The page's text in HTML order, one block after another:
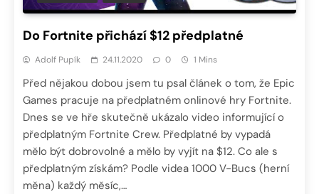
Do Fortnite přichází $12 předplatné
Adolf Pupík 24.11.2020 0 1 Mins
Před nějakou dobou jsem tu psal článek o tom, že Epic
Games pracuje na předplatném onlinové hry Fortnite.
Dnes se ve hře skutečně ukázalo video informující o
předplatným Fortnite Crew. Předplatné by vypadá
mělo být dobrovolné a mělo by vyjít na $12. Co ale s
předplatným získám? Podle videa 1000 V-Bucs (herní
měna) každý měsíc,…